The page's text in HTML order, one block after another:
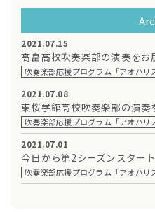
2021.07.15
高畠高校吹奏楽部の演奏をお
吹奏楽部応援プログラム「アオハリ
2021.07.08
東桜学館高校吹奏楽部の演奏
吹奏楽部応援プログラム「アオハリ
2021.07.01
今日から第2シーズンスター
吹奏楽部応援プログラム「アオハリ